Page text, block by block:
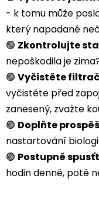
- k tomu může
který napadané
🟢 Zkontrolujte
nepoškodila je
🟢 Vyčistěte
vyčistěte před
zanesený, zvažte
🟢 Doplňte
nastartování
🟢 Postupně
hodin denně, poté